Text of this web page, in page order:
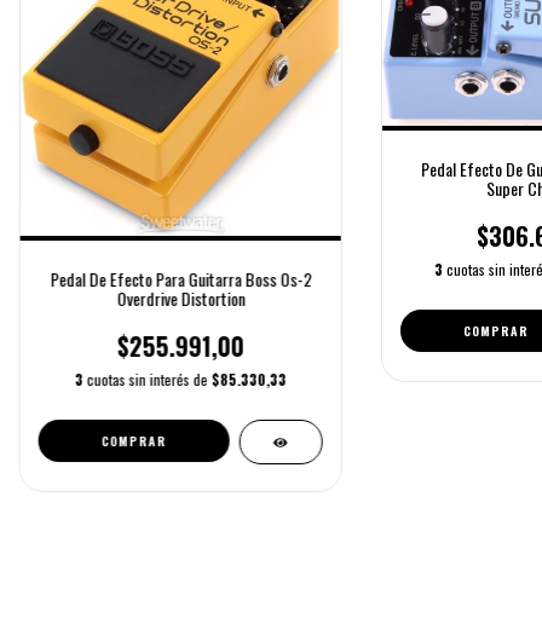
Pedal De Efecto Para Guitarra Boss Os-2
Overdrive Distortion
$255.991,00
3 cuotas sin interés de $85.330,33
COMPRAR
Pedal Efecto De
Super
3 cuotas sin
COMPRAR